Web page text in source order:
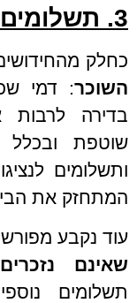
3. תשלומים
כחלק
השוכר: דמי
בדירה לרבות
שוטפת
ותשלומים
המתחזק את
עוד נקבע
שאינם
תשלומים